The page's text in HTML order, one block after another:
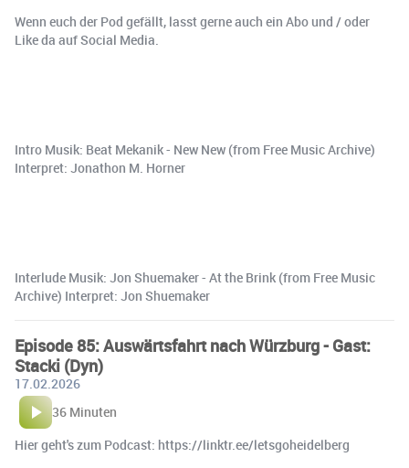
Wenn euch der Pod gefällt, lasst gerne auch ein Abo und / oder
Like da auf Social Media.
Intro Musik: Beat Mekanik - New New (from Free Music Archive)
Interpret: Jonathon M. Horner
Interlude Musik: Jon Shuemaker - At the Brink (from Free Music
Archive) Interpret: Jon Shuemaker
Episode 85: Auswärtsfahrt nach Würzburg - Gast:
Stacki (Dyn)
17.02.2026
36 Minuten
Hier geht's zum Podcast: https://linktr.ee/letsgoheidelberg